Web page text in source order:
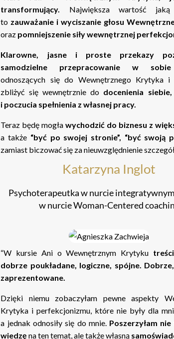
transformujący. Największa wartość jaką
to zauważanie i wyciszanie głosu
oraz pomniejszenie siły wewnętrznej
Klarowne, jasne i proste przekazy
samodzielne przepracowanie w sobie
odnoszących się do Wewnętrznego Krytyka i
zbliżyć się wewnętrznie do docenienia siebie,
i poczucia spełnienia z własnej pracy.
Teraz będę mogławychodzić do biznesu z
a także “być po swojej stronie”, “być swoją
zamiast biczować się za nieuwzględnienie
Katarzyna Inglot
Psychoterapeutka w nurcie
w nurcie Woman-Centered
“W kursie Ani o Wewnętrznym Krytykutreści
dobrze poukładane, logiczne, spójne.
zaprezentowane.
Dzięki niemu zobaczyłam pewne aspekty
Krytyka i perfekcjonizmu, które nie były dla
a jednak odnosiły się do mnie. Poszerzyłam
wiedzę na ten temat, ale także własną